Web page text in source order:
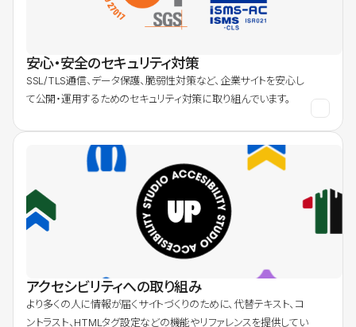
安心・安全のセキュリティ対策
SSL/TLS通信、データ保護、脆弱性対策など、企業サイトを安心し
て公開・運用するためのセキュリティ対策に取り組んでいます。
アクセシビリティへの取り組み
より多くの人に情報が届くサイトづくりのために、代替テキスト、コ
ントラスト、HTMLタグ設定などの機能やリファレンスを提供してい